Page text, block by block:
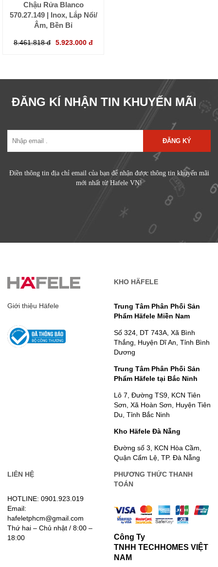
Chậu Rửa Blanco
570.27.149 | Inox, Lắp Nổi/
Âm, Bền Bỉ
8.461.818 đ 5.923.000 đ
ĐĂNG KÍ NHẬN TIN KHUYẾN MÃI
ĐĂNG KÝ
Điền thông tin địa chỉ email của bạn để nhận được thông tin khuyến mãi
mới nhất từ Hafele VN!
Giới thiệu Häfele
KHO HÄFELE
Trung Tâm Phân Phối Sản
Phẩm Häfele Miền Nam
Số 324, DT 743A, Xã Bình
Thắng, Huyện Dĩ An, Tỉnh Bình
Dương
Trung Tâm Phân Phối Sản
Phẩm Häfele tại Bắc Ninh
Lô 7, Đường TS9, KCN Tiên
Sơn, Xã Hoàn Sơn, Huyện Tiên
Du, Tỉnh Bắc Ninh
Kho Häfele Đà Nẵng
Đường số 3, KCN Hòa Cầm,
Quận Cẩm Lệ, TP. Đà Nẵng
LIÊN HỆ
HOTLINE: 0901.923.019
Email:
hafeletphcm@gmail.com
Thứ hai – Chủ nhật / 8:00 –
18:00
PHƯƠNG THỨC THANH
TOÁN
Công Ty
TNHH TECHHOMES VIỆT
NAM